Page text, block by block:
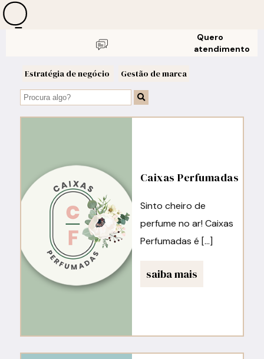
Quero
atendimento
Estratégia de negócio Gestão de marca
Caixas Perfumadas
Sinto cheiro de
perfume no ar! Caixas
Perfumadas é […]
saiba mais